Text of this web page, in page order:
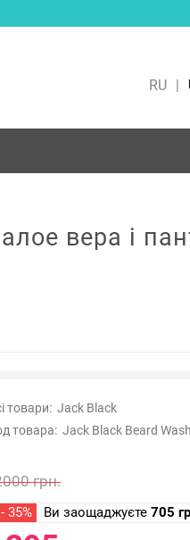
RU |
вера і
товари: Jack Black
товара: Jack Black Beard Wash
грн.
- 35% Ви заощаджуєте 705